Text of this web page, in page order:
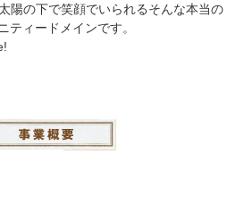
陽の下で笑顔でいられるそんな本当の
ティードメインです。